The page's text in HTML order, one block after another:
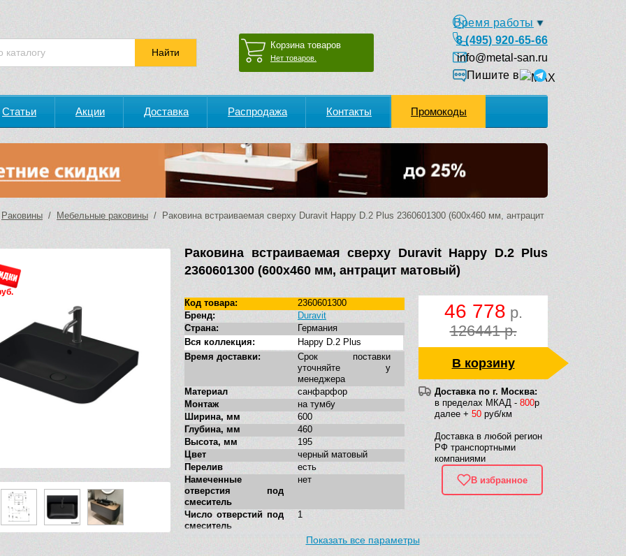
Корзина товаров
Нет товаров.
Время работы
8 (495) 920-65-66
info@metal-san.ru
Пишите в
Статьи Акции Доставка Распродажа Контакты Промокоды
Раковины / Мебельные раковины / Раковина встраиваемая сверху Duravit Happy D.2 Plus 2360601300 (600х460 мм, антрацит
Раковина встраиваемая сверху Duravit Happy D.2 Plus
2360601300 (600х460 мм, антрацит матовый)
46 778 р.
126441 р.
В корзину
Доставка по г. Москва:
в пределах МКАД - 800р
далее + 50 руб/км
Доставка в любой регион
РФ транспортными
компаниями
В избранное
Код товара:
2360601300
Бренд:
Duravit
Страна:
Германия
Вся коллекция:
Happy D.2 Plus
Время доставки:
Срок поставки
уточняйте у
менеджера
Материал
санфарфор
Монтаж
на тумбу
Ширина, мм
600
Глубина, мм
460
Высота, мм
195
Цвет
черный матовый
Перелив
есть
Намеченные
отверстия под
смеситель
нет
Число отверстий под
смеситель
1
нетПоказать все параметры